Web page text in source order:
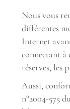
Nous vous
différentes
Internet
connectant à
réserves, les
Aussi,
n°2004-575